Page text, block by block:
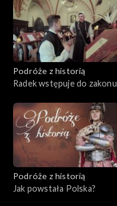
Podróże z historią
Radek wstępuje do zakonu
Podróże z historią
Jak powstała Polska?